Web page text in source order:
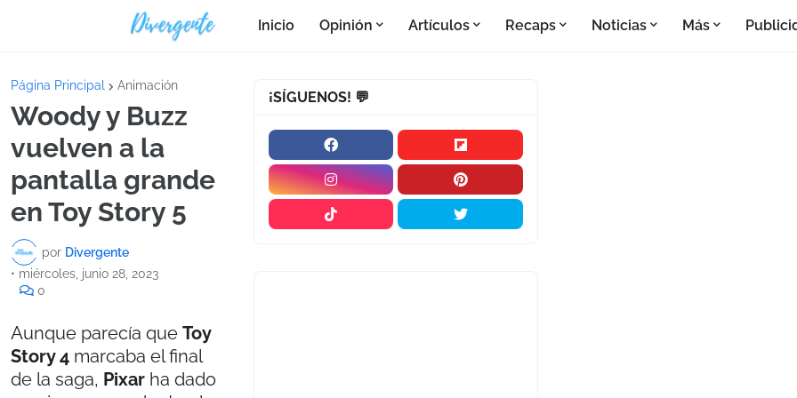
Inicio Opinión Artículos Recaps Noticias Más
Página Principal Animación
Woody y Buzz
vuelven a la
pantalla grande
en Toy Story 5
por Divergente
• miércoles, junio 28, 2023
0
Aunque parecía que Toy
Story 4 marcaba el final
de la saga, Pixar ha dado
¡SÍGUENOS! 💬